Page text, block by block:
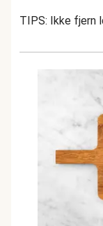
TIPS: Ikke fjern